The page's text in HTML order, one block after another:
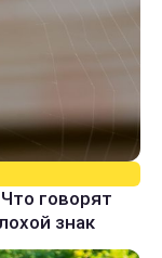
говорят
знак